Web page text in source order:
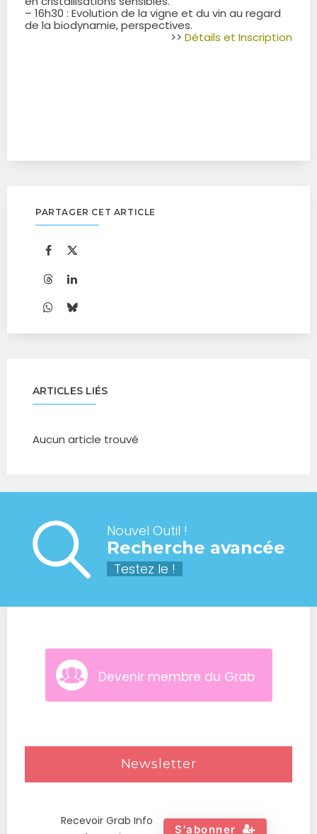
– 16h30 : Evolution de la vigne et du vin au regard
de la biodynamie, perspectives.
>> Détails et Inscription
PARTAGER CET ARTICLE
ARTICLES LIÉS
Aucun article trouvé
Nouvel Outil !
Recherche avancée
Testez le !
Devenir membre du Grab
Newsletter
Recevoir Grab Info
S'abonner